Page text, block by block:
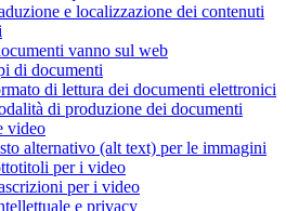
e localizzazione dei contenuti
vanno sul web
di documenti
di lettura dei documenti elettronici
di produzione dei documenti
video
alternativo (alt text) per le immagini
per i video
per i video
e privacy